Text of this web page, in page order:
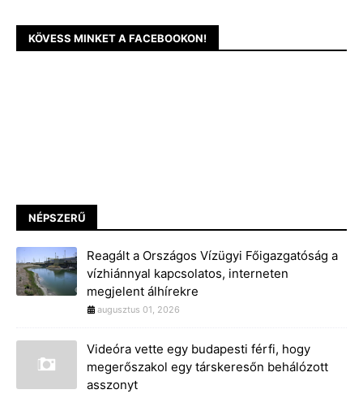
KÖVESS MINKET A FACEBOOKON!
NÉPSZERŰ
Reagált a Országos Vízügyi Főigazgatóság a
vízhiánnyal kapcsolatos, interneten
megjelent álhírekre
augusztus 01, 2026
Videóra vette egy budapesti férfi, hogy
megerőszakol egy társkeresőn behálózott
asszonyt